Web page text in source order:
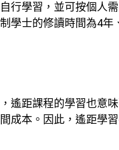
行學習，並可按個人
學士的修讀時間為4
遙距課程的學習也意
成本。因此，遙距學